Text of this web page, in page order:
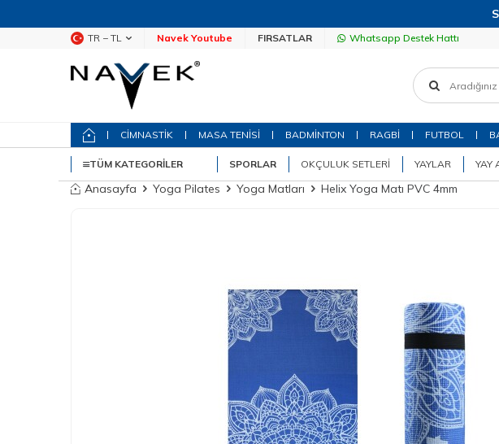
TR − TL Navek Youtube FIRSATLAR Whatsapp Destek Hattı
CİMNASTİK MASA TENİSİ BADMİNTON RAGBİ FUTBOL
TÜM KATEGORILER SPORLAR OKÇULUK SETLERI YAYLAR YAY
Anasayfa Yoga Pilates Yoga Matları Helix Yoga Matı PVC 4mm